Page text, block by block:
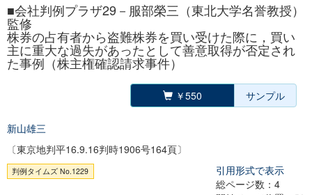
■会社判例プラザ29－服部榮三（東北大学名誉教授）
監修
株券の占有者から盗難株券を買い受けた際に，買い
主に重大な過失があったとして善意取得が否定され
た事例（株主権確認請求事件）
￥550 サンプル
新山雄三
〔東京地判平16.9.16判時1906号164頁〕
判例タイムズ No.1229
引用形式で表示
総ページ数：4